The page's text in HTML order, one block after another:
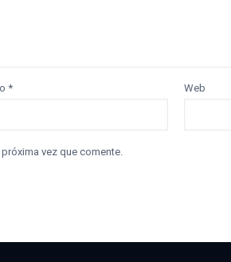
* Web
vez que comente.